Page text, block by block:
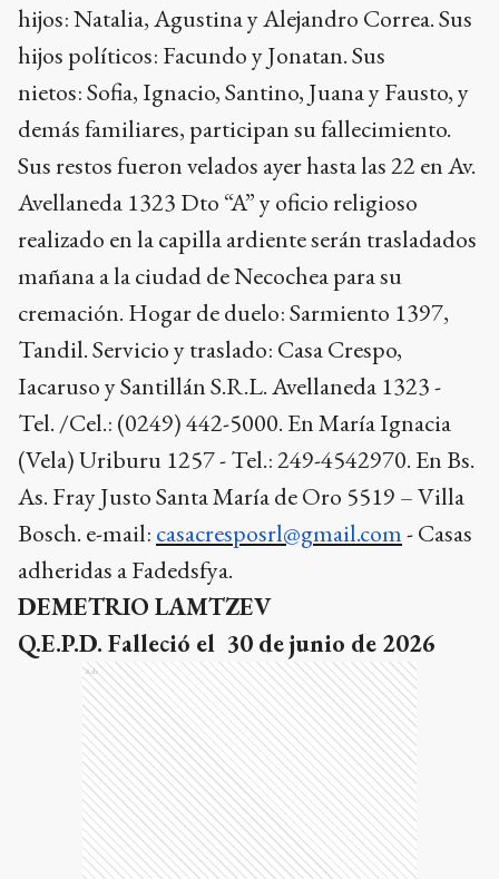
hijos: Natalia, Agustina y Alejandro Correa. Sus
hijos políticos: Facundo y Jonatan. Sus
nietos: Sofia, Ignacio, Santino, Juana y Fausto, y
demás familiares, participan su fallecimiento.
Sus restos fueron velados ayer hasta las 22 en Av.
Avellaneda 1323 Dto “A” y oficio religioso
realizado en la capilla ardiente serán trasladados
mañana a la ciudad de Necochea para su
cremación. Hogar de duelo: Sarmiento 1397,
Tandil. Servicio y traslado: Casa Crespo,
Iacaruso y Santillán S.R.L. Avellaneda 1323 -
Tel. /Cel.: (0249) 442-5000. En María Ignacia
(Vela) Uriburu 1257 - Tel.: 249-4542970. En Bs.
As. Fray Justo Santa María de Oro 5519 – Villa
Bosch. e-mail: casacresposrl@gmail.com- Casas
adheridas a Fadedsfya.
DEMETRIO LAMTZEV
Q.E.P.D. Falleció el 30 de junio de 2026
Ads